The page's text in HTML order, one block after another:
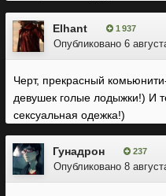
Elhant 1 937
Опубликовано 6
Черт, прекрасный
девушек голые лодыжки!) И
сексуальная одежка!)
Гунадрон 237
Опубликовано 8